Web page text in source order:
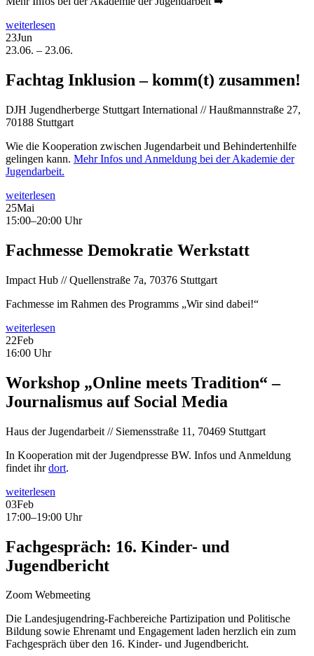
weiterlesen
23Jun
23.06. – 23.06.
Fachtag Inklusion – komm(t) zusammen!
DJH Jugendherberge Stuttgart International // Haußmannstraße 27,
70188 Stuttgart
Wie die Kooperation zwischen Jugendarbeit und Behindertenhilfe
gelingen kann. Mehr Infos und Anmeldung bei der Akademie der
Jugendarbeit.
weiterlesen
25Mai
15:00–20:00 Uhr
Fachmesse Demokratie Werkstatt
Impact Hub // Quellenstraße 7a, 70376 Stuttgart
Fachmesse im Rahmen des Programms „Wir sind dabei!“
weiterlesen
22Feb
16:00 Uhr
Workshop „Online meets Tradition“ –
Journalismus auf Social Media
Haus der Jugendarbeit // Siemensstraße 11, 70469 Stuttgart
In Kooperation mit der Jugendpresse BW. Infos und Anmeldung
findet ihrdort.
weiterlesen
03Feb
17:00–19:00 Uhr
Fachgespräch: 16. Kinder- und
Jugendbericht
Zoom Webmeeting
Die Landesjugendring-Fachbereiche Partizipation und Politische
Bildung sowie Ehrenamt und Engagement laden herzlich ein zum
Fachgespräch über den 16. Kinder- und Jugendbericht.